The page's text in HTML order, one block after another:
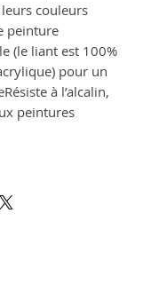
couleurs
peinture
(le liant est 100%
pour un
à l’alcalin,
peintures